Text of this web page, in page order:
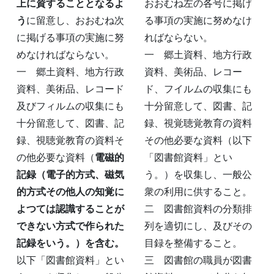
上に資することとなるよ
う に留意し、おおむね次
に掲げる事項の実施に努
めなければならない。
一 郷土資料、地方行政
資料、美術品、レコード
及びフィルムの収集にも
十分留意して、図書、記
録、視聴覚教育の資料そ
の他必要な資料（電磁的
記録（電子的方式、磁気
的方式その他人の知覚に
よつては認識することが
できない方式で作られた
記録をいう。）を含む。
以下「図書館資料」とい
おおむね左の各号に掲げ
る事項の実施に努めなけ
ればならない。
一 郷土資料、地方行政
資料、美術品、レコー
ド、フイルムの収集にも
十分留意して、図書、記
録、視覚聴覚教育の資料
その他必要な資料（以下
「図書館資料」とい
う。）を収集し、一般公
衆の利用に供すること。
二 図書館資料の分類排
列を適切にし、及びその
目録を整備すること。
三 図書館の職員が図書